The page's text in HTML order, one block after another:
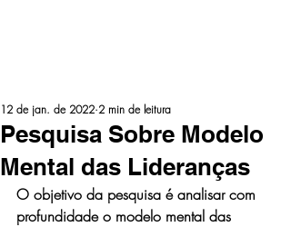
Pesquisa Sobre Modelo
Mental das Lideranças
12 de jan. de 2022 2 min de leitura
O objetivo da pesquisa é analisar com
profundidade o modelo mental das